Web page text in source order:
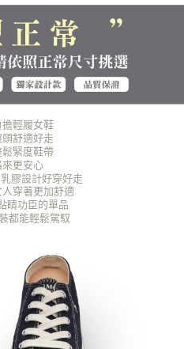
度不足之情形，本公司將視審查結果
資訊註冊。若發現惡意使用之情形，
戶之使用額度並採取法律行動。
輕履女鞋
舒適好走
緊度鞋帶
更安心
膠設計好穿好走
穿著更加舒適
睛功臣的單品
都能輕鬆駕馭